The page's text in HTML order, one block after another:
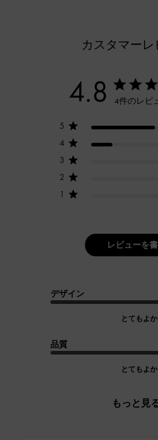
カスタマーレ
4.8 4件のレビ
5
4
3
2
1
レビューを書
デザイン
とてもよ
品質
とてもよ
もっと見